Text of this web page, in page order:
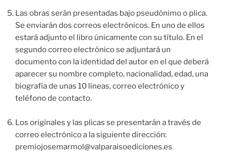
Las obras serán presentadas bajo pseudónimo o plica.
Se enviarán dos correos electrónicos. En uno de ellos
estará adjunto el libro únicamente con su título. En el
segundo correo electrónico se adjuntará un
documento con la identidad del autor en el que deberá
aparecer su nombre completo, nacionalidad, edad, una
biografía de unas 10 líneas, correo electrónico y
teléfono de contacto.
Los originales y las plicas se presentarán a través de
correo electrónico a la siguiente dirección:
premiojosemarmol@valparaisoediciones.es